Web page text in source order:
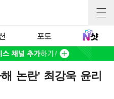
포토
논란' 최강욱 윤리